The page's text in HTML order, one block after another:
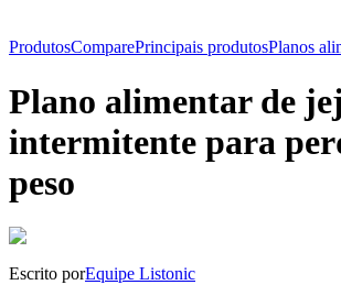
ProdutosComparePrincipais produtosPlanos
Plano alimentar de
intermitente para
peso
Escrito porEquipe Listonic